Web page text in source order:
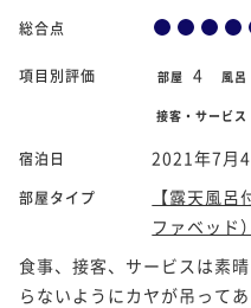
総合点
項目別評価 部屋 4 風呂
接客・サービス
宿泊日 2021年7月
部屋タイプ
【露天風
ファベッド）
食事、接客、サービスは素
らないようにカヤが吊って